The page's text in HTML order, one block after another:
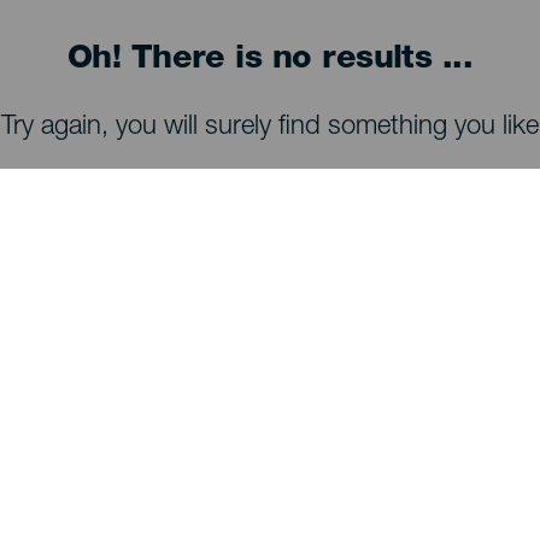
Oh! There is no results ...
Try again, you will surely find something you like